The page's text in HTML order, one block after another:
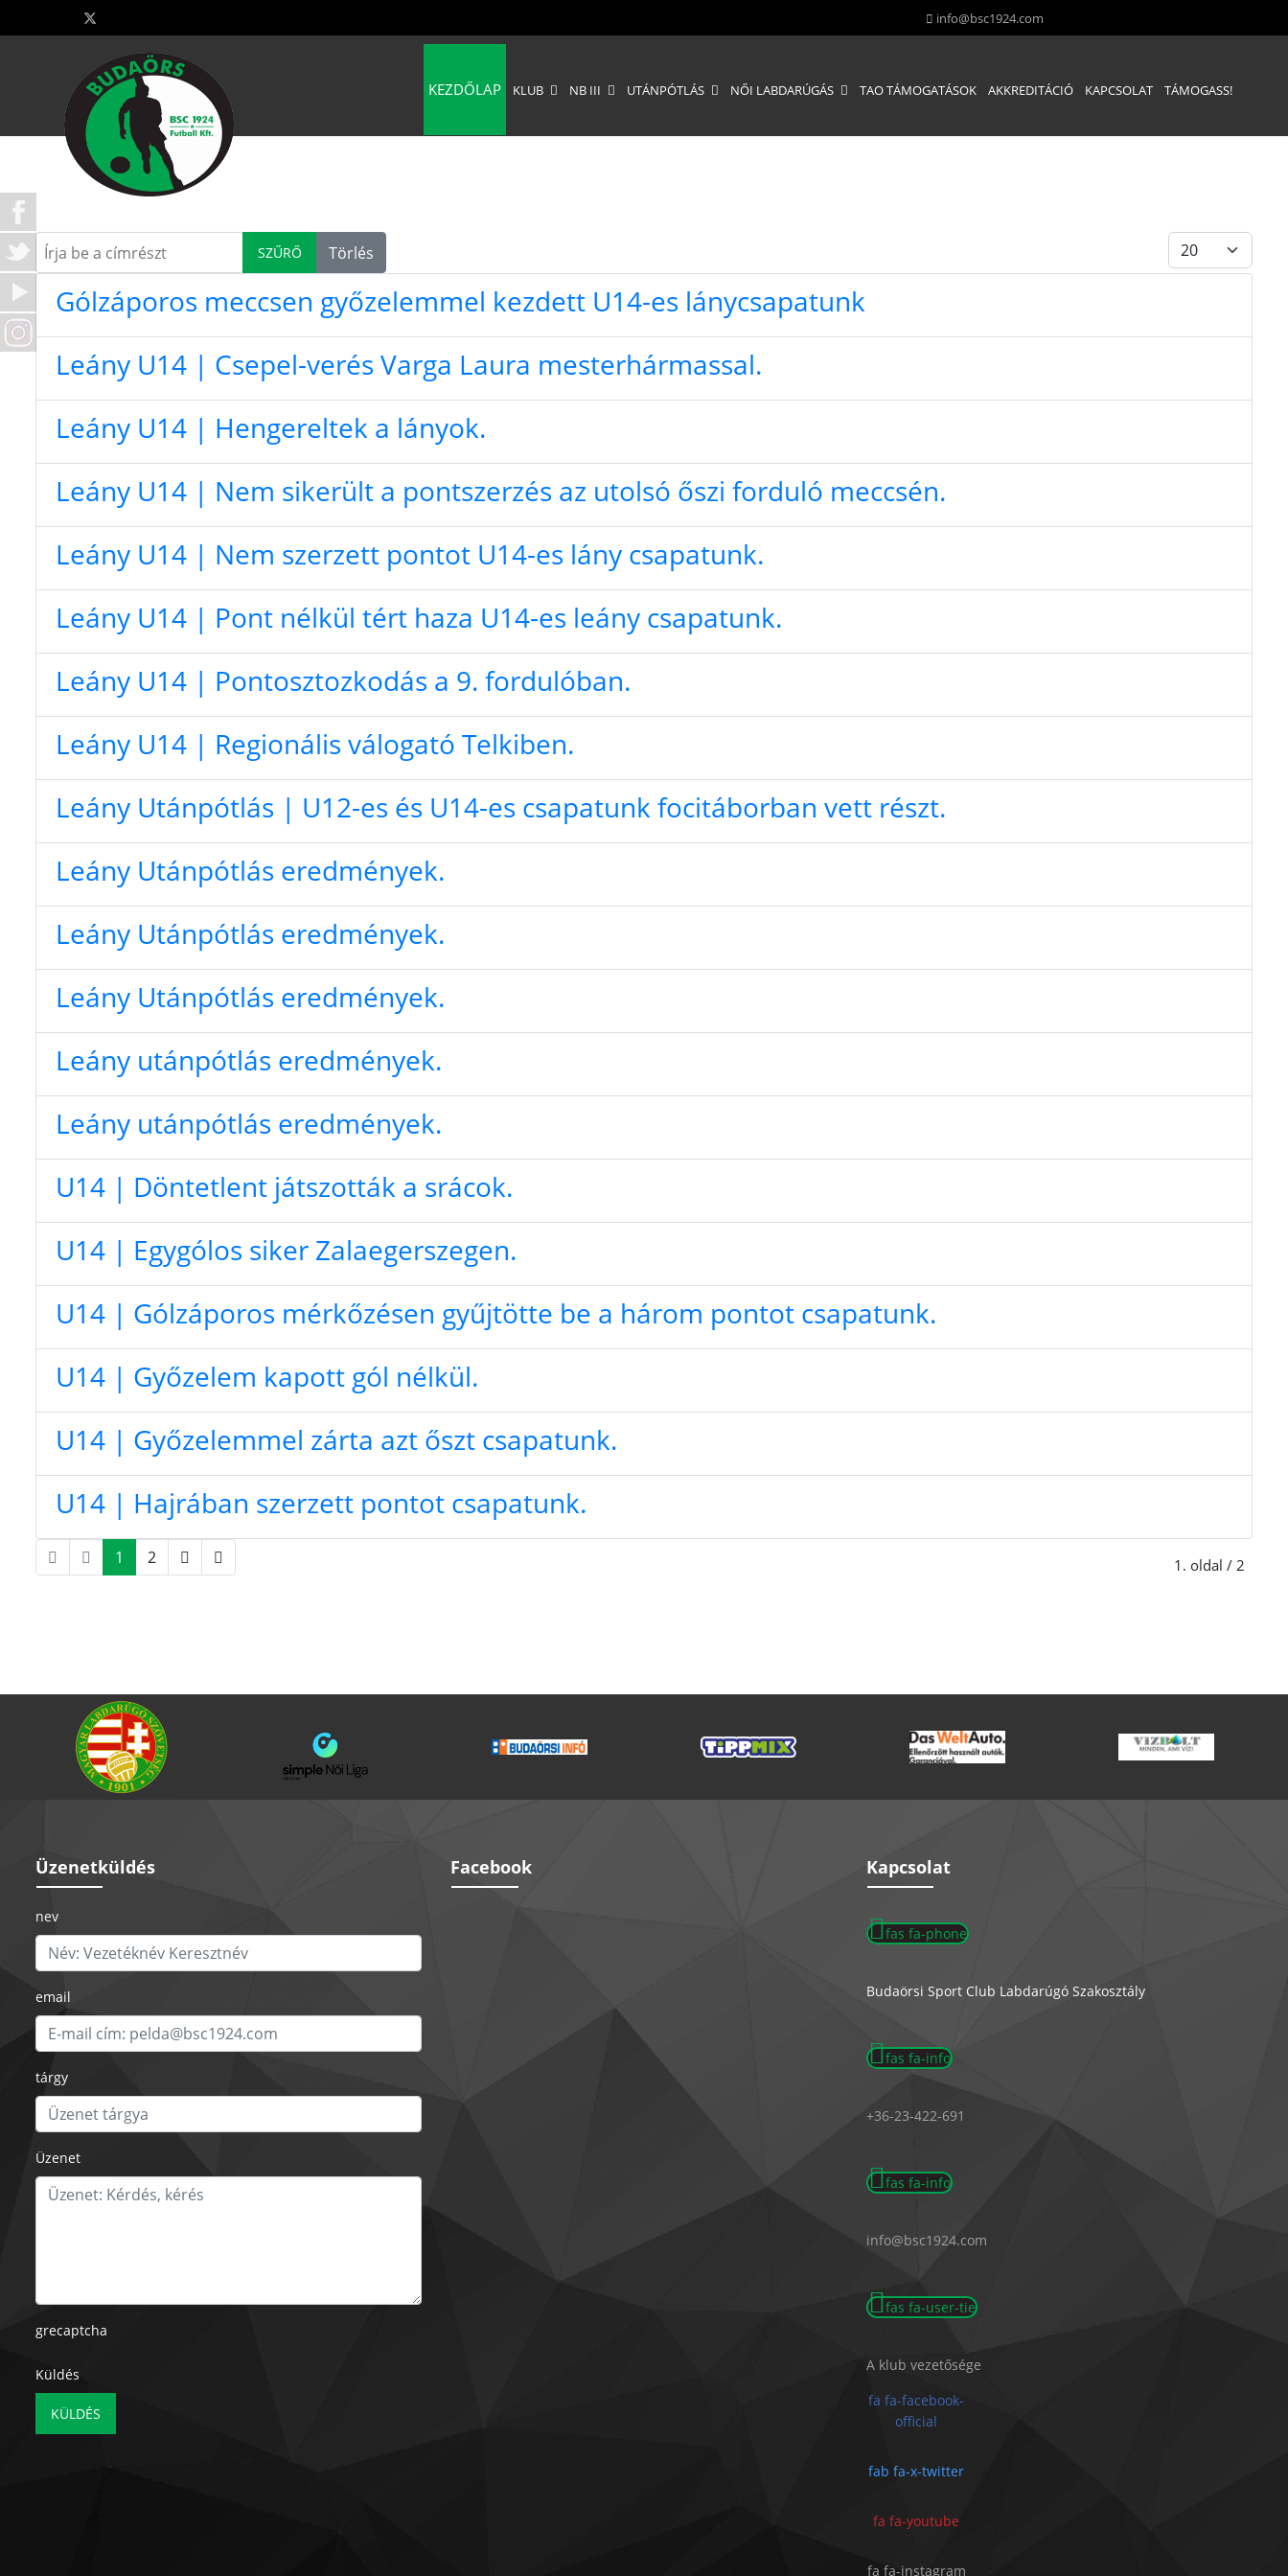
info@bsc1924.com
KEZDŐLAP KLUB NB III UTÁNPÓTLÁS NŐI LABDARÚGÁS TAO TÁMOGATÁSOK AKKREDITÁCIÓ KAPCSOLAT TÁMOGASS!
Írja be a címrészt
SZŰRŐ Törlés
Tételek #
Gólzáporos meccsen győzelemmel kezdett U14-es lánycsapatunk
Leány U14 | Csepel-verés Varga Laura mesterhármassal.
Leány U14 | Hengereltek a lányok.
Leány U14 | Nem sikerült a pontszerzés az utolsó őszi forduló meccsén.
Leány U14 | Nem szerzett pontot U14-es lány csapatunk.
Leány U14 | Pont nélkül tért haza U14-es leány csapatunk.
Leány U14 | Pontosztozkodás a 9. fordulóban.
Leány U14 | Regionális válogató Telkiben.
Leány Utánpótlás | U12-es és U14-es csapatunk focitáborban vett részt.
Leány Utánpótlás eredmények.
Leány Utánpótlás eredmények.
Leány Utánpótlás eredmények.
Leány utánpótlás eredmények.
Leány utánpótlás eredmények.
U14 | Döntetlent játszották a srácok.
U14 | Egygólos siker Zalaegerszegen.
U14 | Gólzáporos mérkőzésen gyűjtötte be a három pontot csapatunk.
U14 | Győzelem kapott gól nélkül.
U14 | Győzelemmel zárta azt őszt csapatunk.
U14 | Hajrában szerzett pontot csapatunk.
1. oldal / 2
1 2
Üzenetküldés
nev
email
tárgy
Üzenet
grecaptcha
Küldés
KÜLDÉS
Facebook Kapcsolat
fas fa-phone
Budaörsi Sport Club Labdarúgó Szakosztály
fas fa-info
+36-23-422-691
fas fa-info
info@bsc1924.com
fas fa-user-tie
A klub vezetősége
fa fa-facebook-
official
fab fa-x-twitter
fa fa-youtube
fa fa-instagram